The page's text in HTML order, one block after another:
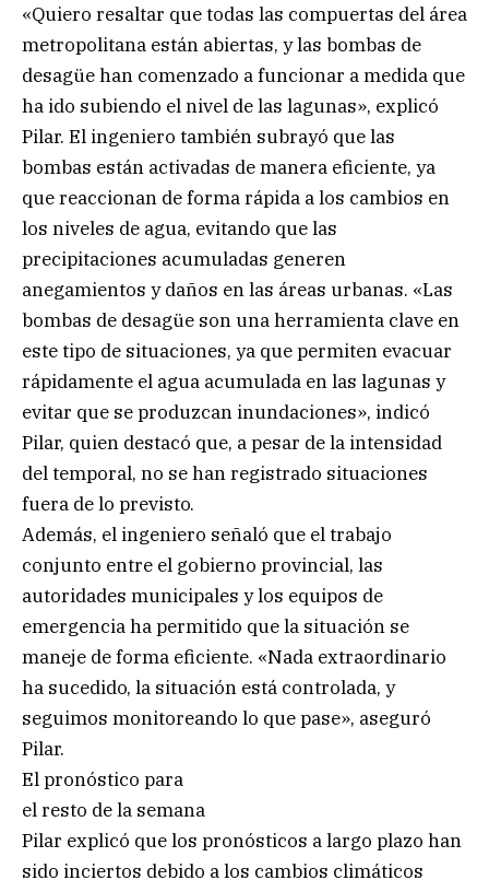
«Quiero resaltar que todas las compuertas del área
metropolitana están abiertas, y las bombas de
desagüe han comenzado a funcionar a medida que
ha ido subiendo el nivel de las lagunas», explicó
Pilar. El ingeniero también subrayó que las
bombas están activadas de manera eficiente, ya
que reaccionan de forma rápida a los cambios en
los niveles de agua, evitando que las
precipitaciones acumuladas generen
anegamientos y daños en las áreas urbanas. «Las
bombas de desagüe son una herramienta clave en
este tipo de situaciones, ya que permiten evacuar
rápidamente el agua acumulada en las lagunas y
evitar que se produzcan inundaciones», indicó
Pilar, quien destacó que, a pesar de la intensidad
del temporal, no se han registrado situaciones
fuera de lo previsto.
Además, el ingeniero señaló que el trabajo
conjunto entre el gobierno provincial, las
autoridades municipales y los equipos de
emergencia ha permitido que la situación se
maneje de forma eficiente. «Nada extraordinario
ha sucedido, la situación está controlada, y
seguimos monitoreando lo que pase», aseguró
Pilar.
El pronóstico para
el resto de la semana
Pilar explicó que los pronósticos a largo plazo han
sido inciertos debido a los cambios climáticos